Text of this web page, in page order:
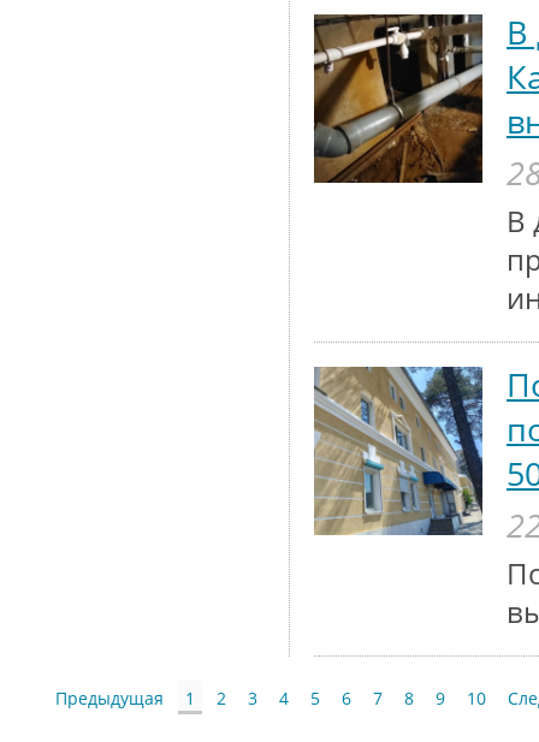
В
В
Предыдущая 1 2 3 4 5 6 7 8 9 10